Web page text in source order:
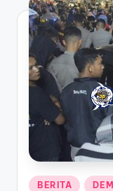
e
ri
t
a
e
r
k
Posted
BERITA